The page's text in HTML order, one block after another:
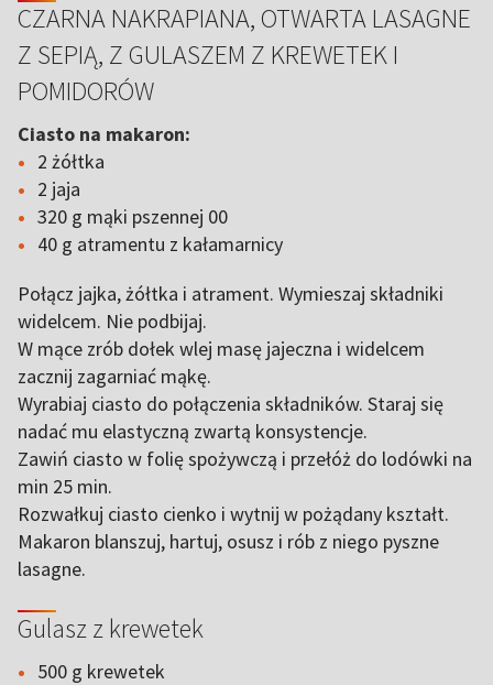
CZARNA NAKRAPIANA, OTWARTA LASAGNE
Z SEPIĄ, Z GULASZEM Z KREWETEK I
POMIDORÓW
Ciasto na makaron:
2 żółtka
2 jaja
320 g mąki pszennej 00
40 g atramentu z kałamarnicy
Połącz jajka, żółtka i atrament. Wymieszaj składniki
widelcem. Nie podbijaj.
W mące zrób dołek wlej masę jajeczna i widelcem
zacznij zagarniać mąkę.
Wyrabiaj ciasto do połączenia składników. Staraj się
nadać mu elastyczną zwartą konsystencje.
Zawiń ciasto w folię spożywczą i przełóż do lodówki na
min 25 min.
Rozwałkuj ciasto cienko i wytnij w pożądany kształt.
Makaron blanszuj, hartuj, osusz i rób z niego pyszne
lasagne.
Gulasz z krewetek
500 g krewetek